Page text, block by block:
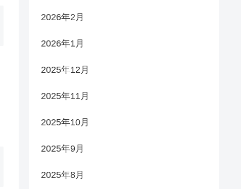
2026年2月
2026年1月
2025年12月
2025年11月
2025年10月
2025年9月
2025年8月